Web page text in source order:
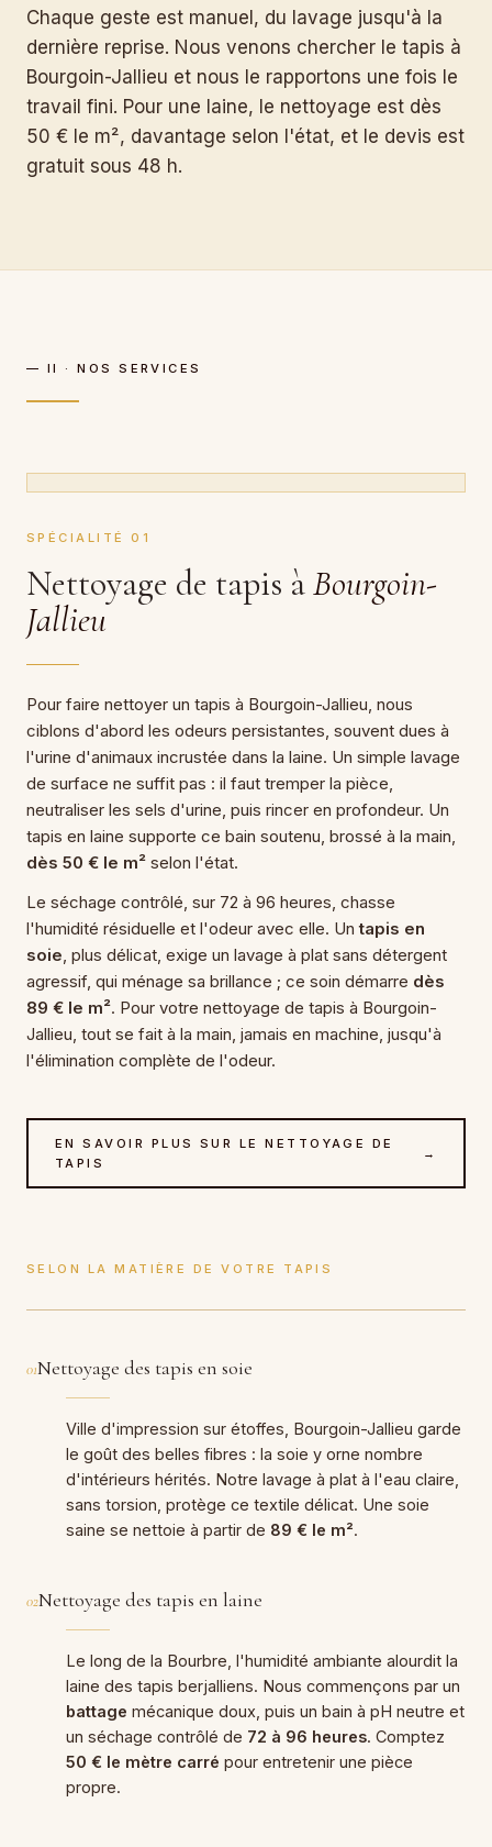
Chaque geste est manuel, du lavage jusqu'à la
dernière reprise. Nous venons chercher le tapis à
Bourgoin-Jallieu et nous le rapportons une fois le
travail fini. Pour une laine, le nettoyage est dès
50 € le m², davantage selon l'état, et le devis est
gratuit sous 48 h.
— II · NOS SERVICES
SPÉCIALITÉ 01
Nettoyage de tapis àBourgoin-
Jallieu
Pour faire nettoyer un tapis à Bourgoin-Jallieu, nous
ciblons d'abord les odeurs persistantes, souvent dues à
l'urine d'animaux incrustée dans la laine. Un simple lavage
de surface ne suffit pas : il faut tremper la pièce,
neutraliser les sels d'urine, puis rincer en profondeur. Un
tapis en laine supporte ce bain soutenu, brossé à la main,
dès 50 € le m² selon l'état.
Le séchage contrôlé, sur 72 à 96 heures, chasse
l'humidité résiduelle et l'odeur avec elle. Untapis en
soie , plus délicat, exige un lavage à plat sans détergent
agressif, qui ménage sa brillance ; ce soin démarre dès
89 € le m². Pour votre nettoyage de tapis à Bourgoin-
Jallieu, tout se fait à la main, jamais en machine, jusqu'à
l'élimination complète de l'odeur.
EN SAVOIR PLUS SUR LE NETTOYAGE DE
TAPIS
→
SELON LA MATIÈRE DE VOTRE TAPIS
01Nettoyage des tapis en soie
Ville d'impression sur étoffes, Bourgoin-Jallieu garde
le goût des belles fibres : la soie y orne nombre
d'intérieurs hérités. Notre lavage à plat à l'eau claire,
sans torsion, protège ce textile délicat. Une soie
saine se nettoie à partir de 89 € le m².
02Nettoyage des tapis en laine
Le long de la Bourbre, l'humidité ambiante alourdit la
laine des tapis berjalliens. Nous commençons par un
battage mécanique doux, puis un bain à pH neutre et
un séchage contrôlé de 72 à 96 heures. Comptez
50 € le mètre carré pour entretenir une pièce
propre.